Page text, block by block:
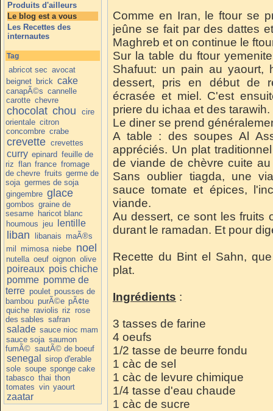
Produits d'ailleurs
Le blog est a vous
Les Recettes des
internautes
Tag
abricot sec avocat
beignet brick cake
canapÃ©s cannelle
carotte chevre
chocolat chou
cire
orientale citron
concombre crabe
crevette crevettes
curry epinard feuille de
riz flan france fromage
de chevre fruits germe de
soja germes de soja
gingembre glace
gombos graine de
sesame haricot blanc
houmous jeu lentille
liban libanais maÃ®s
mil mimosa niebe noel
nutella oeuf oignon olive
poireaux pois chiche
pomme pomme de
terre poulet pousses de
bambou purÃ©e pÃ¢te
quiche raviolis riz rose
des sables safran
salade sauce nioc mam
sauce soja saumon
fumÃ© sautÃ© de boeuf
senegal
sirop d'erable
sole soupe sponge cake
tabasco thai thon
tomates vin yaourt
zaatar
Comme en Iran, le ftour se
jeûne se fait par des dattes
Maghreb et on continue le
Sur la table du ftour
Shafuut: un pain au
dessert, pris en début de
écrasée et miel. C'est
priere du ichaa et des tarawih.
Le diner se prend
A table : des soupes Al
appréciés. Un plat
de viande de chèvre cuite
Sans oublier tiagda, une
sauce tomate et épices,
viande.
Au dessert, ce sont les fruits
durant le ramadan. Et pour
Recette du Bint el Sahn,
plat.
Ingrédients :
3 tasses de farine
4 oeufs
1/2 tasse de beurre fondu
1 càc de sel
1 càc de levure chimique
1/4 tasse d'eau chaude
1 càc de sucre